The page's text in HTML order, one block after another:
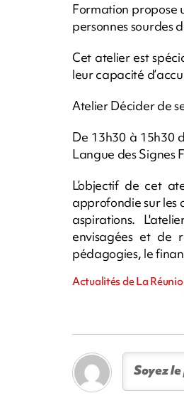
Formation propose
personnes sourdes
Cet atelier est
leur capacité
Atelier Décider de
De 13h30 à 15h30
Langue des Signes
L’objectif de cet
approfondie sur les
aspirations.
envisagées et de
pédagogies, le
Actualités de La